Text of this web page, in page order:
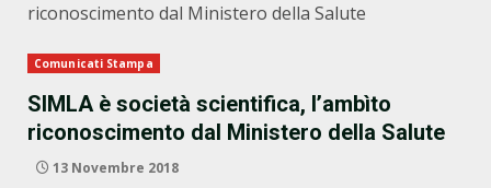
riconoscimento dal Ministero della Salute
Comunicati Stampa
SIMLA è società scientifica, l’ambìto
riconoscimento dal Ministero della Salute
13 Novembre 2018